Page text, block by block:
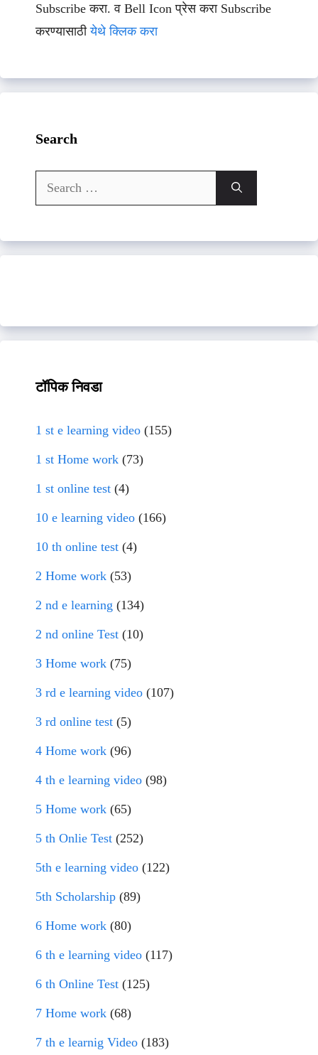
Subscribe करा. व Bell Icon प्रेस करा Subscribe
करण्यासाठीयेथे क्लिक करा
Search
Search
for:
टॉपिक निवडा
1 st e learning video (155)
1 st Home work (73)
1 st online test (4)
10 e learning video (166)
10 th online test (4)
2 Home work (53)
2 nd e learning (134)
2 nd online Test (10)
3 Home work (75)
3 rd e learning video (107)
3 rd online test (5)
4 Home work (96)
4 th e learning video (98)
5 Home work (65)
5 th Onlie Test (252)
5th e learning video (122)
5th Scholarship (89)
6 Home work (80)
6 th e learning video (117)
6 th Online Test (125)
7 Home work (68)
7 th e learnig Video (183)